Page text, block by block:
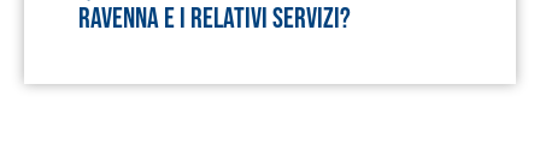
Ravenna e i relativi servizi?